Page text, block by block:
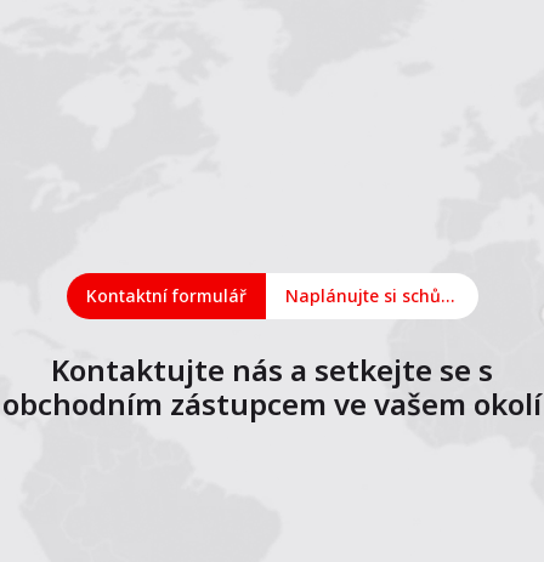
Kontaktní formulář Naplánujte si schůzku online
Kontaktujte nás a setkejte se s
obchodním zástupcem ve vašem okolí